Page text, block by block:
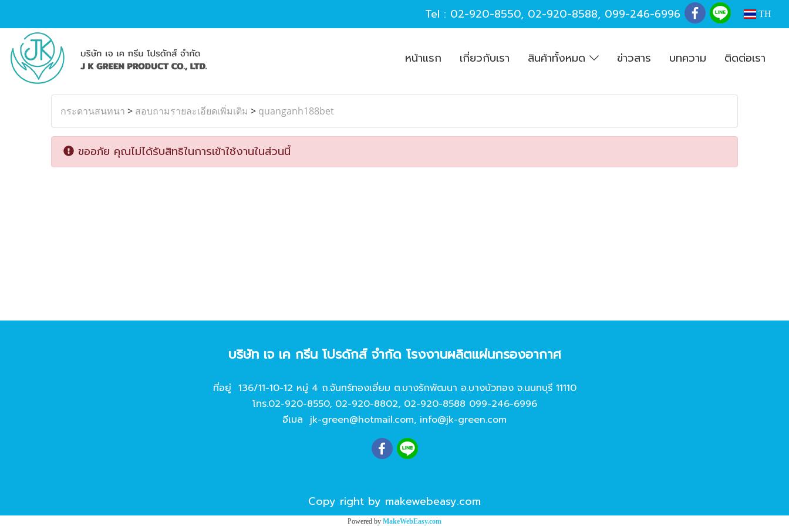
Tel : 02-920-8550, 02-920-8588, 099-246-6996 TH
หน้าแรก เกี่ยวกับเรา สินค้าทั้งหมด ข่าวสาร บทความ ติดต่อเรา
กระดานสนทนา > สอบถามรายละเอียดเพิ่มเติม > quanganh188bet
ขออภัย คุณไม่ได้รับสิทธิในการเข้าใช้งานในส่วนนี้
บริษัท เจ เค กรีน โปรดักส์ จํากัด โรงงานผลิตแผ่นกรองอากาศ
ที่อยู่ 136/11-10-12 หมู่ 4 ถ.จันทร์ทองเอี่ยม ต.บางรักพัฒนา อ.บางบัวทอง จ.นนทบุรี 11110
โทร.02-920-8550, 02-920-8802, 02-920-8588 099-246-6996
อีเมล jk-green@hotmail.com, info@jk-green.com
Copy right by makewebeasy.com
Powered by MakeWebEasy.com